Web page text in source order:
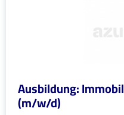
Ausbildung:
(m/w/d)